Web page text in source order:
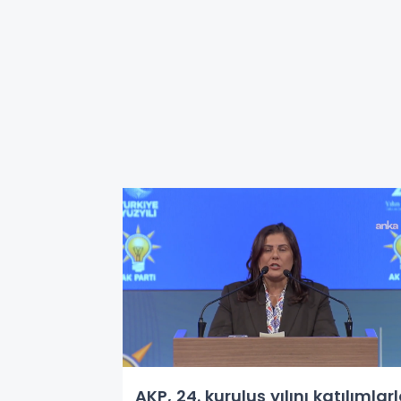
AKP, 24. kuruluş yılını